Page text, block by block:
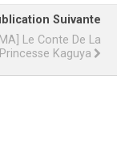
Suivante
Le Conte De La
Princesse Kaguya